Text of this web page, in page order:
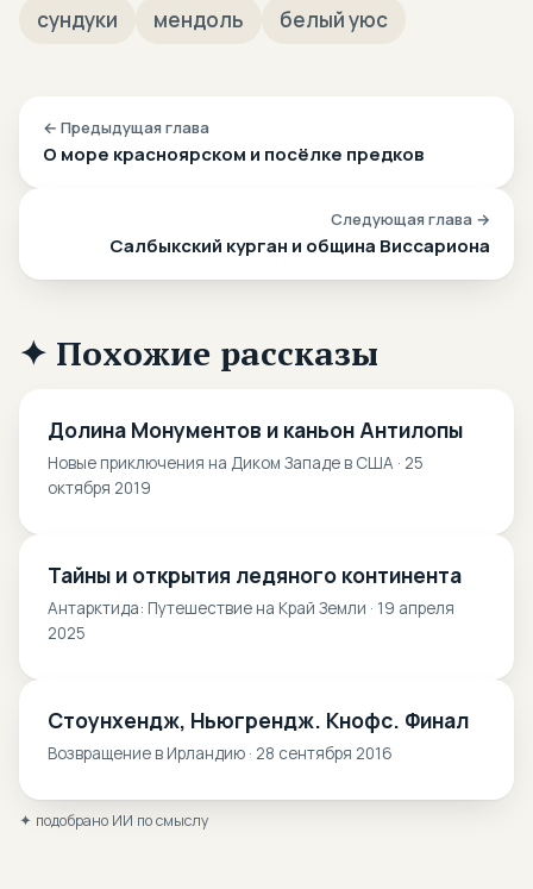
сундуки мендоль белый уюс
← Предыдущая глава
О море красноярском и посёлке предков
Следующая глава →
Салбыкский курган и община Виссариона
✦ Похожие рассказы
Долина Монументов и каньон Антилопы
Новые приключения на Диком Западе в США · 25
октября 2019
Тайны и открытия ледяного континента
Антарктида: Путешествие на Край Земли · 19 апреля
2025
Стоунхендж, Ньюгрендж. Кнофс. Финал
Возвращение в Ирландию · 28 сентября 2016
✦ подобрано ИИ по смыслу